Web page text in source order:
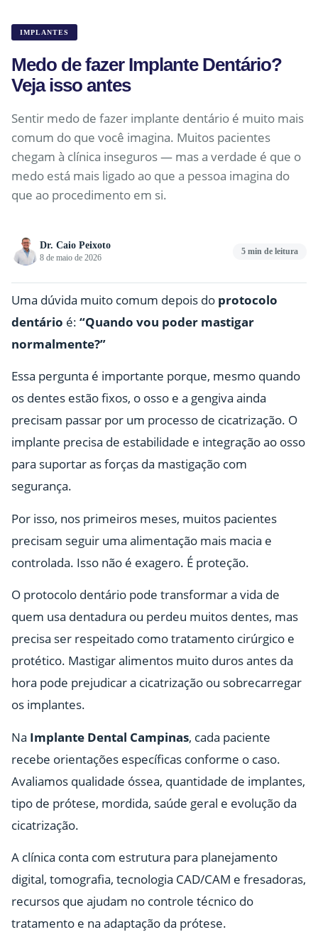
IMPLANTES
Medo de fazer Implante Dentário?
Veja isso antes
Sentir medo de fazer implante dentário é muito mais
comum do que você imagina. Muitos pacientes
chegam à clínica inseguros — mas a verdade é que o
medo está mais ligado ao que a pessoa imagina do
que ao procedimento em si.
Dr. Caio Peixoto
8 de maio de 2026
5 min de leitura
Uma dúvida muito comum depois do protocolo
dentário é: “Quando vou poder mastigar
normalmente?”
Essa pergunta é importante porque, mesmo quando
os dentes estão fixos, o osso e a gengiva ainda
precisam passar por um processo de cicatrização. O
implante precisa de estabilidade e integração ao osso
para suportar as forças da mastigação com
segurança.
Por isso, nos primeiros meses, muitos pacientes
precisam seguir uma alimentação mais macia e
controlada. Isso não é exagero. É proteção.
O protocolo dentário pode transformar a vida de
quem usa dentadura ou perdeu muitos dentes, mas
precisa ser respeitado como tratamento cirúrgico e
protético. Mastigar alimentos muito duros antes da
hora pode prejudicar a cicatrização ou sobrecarregar
os implantes.
Na Implante Dental Campinas, cada paciente
recebe orientações específicas conforme o caso.
Avaliamos qualidade óssea, quantidade de implantes,
tipo de prótese, mordida, saúde geral e evolução da
cicatrização.
A clínica conta com estrutura para planejamento
digital, tomografia, tecnologia CAD/CAM e fresadoras,
recursos que ajudam no controle técnico do
tratamento e na adaptação da prótese.